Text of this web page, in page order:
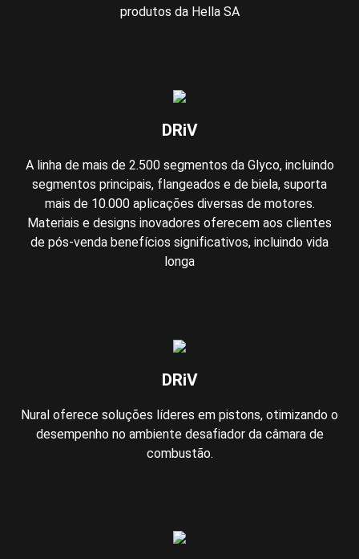
produtos da Hella SA
DRiV
A linha de mais de 2.500 segmentos da Glyco, incluindo
segmentos principais, flangeados e de biela, suporta
mais de 10.000 aplicações diversas de motores.
Materiais e designs inovadores oferecem aos clientes
de pós-venda benefícios significativos, incluindo vida
longa
DRiV
Nural oferece soluções líderes em pistons, otimizando o
desempenho no ambiente desafiador da câmara de
combustão.